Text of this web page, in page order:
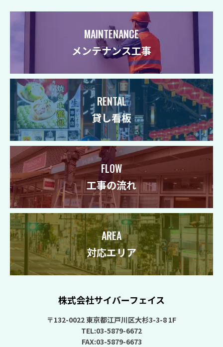
MAINTENANCE
メンテナンス工事
RENTAL
貸し看板
FLOW
工事の流れ
AREA
対応エリア
株式会社サイバーフェイス
〒132-0022 東京都江戸川区大杉3-3-8 1F
TEL:03-5879-6672
FAX:03-5879-6673